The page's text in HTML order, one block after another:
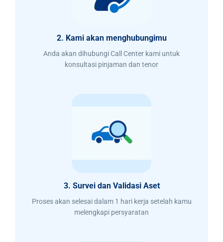
2. Kami akan menghubungimu
Anda akan dihubungi Call Center kami untuk
konsultasi pinjaman dan tenor
3. Survei dan Validasi Aset
Proses akan selesai dalam 1 hari kerja setelah kamu
melengkapi persyaratan